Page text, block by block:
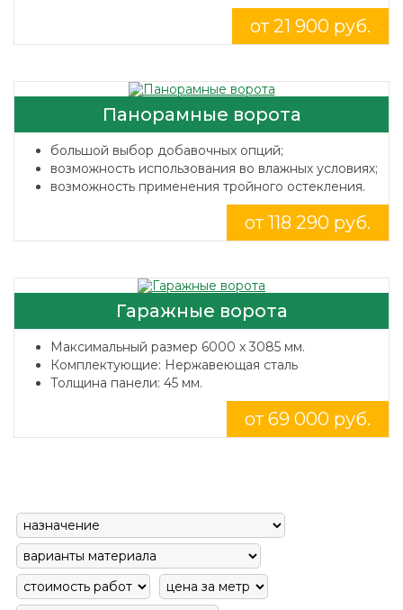
от 21 900 руб.
Панорамные ворота
большой выбор добавочных опций;
возможность использования во влажных условиях;
возможность применения тройного остекления.
от 118 290 руб.
Гаражные ворота
Максимальный размер 6000 x 3085 мм.
Комплектующие: Нержавеющая сталь
Толщина панели: 45 мм.
от 69 000 руб.